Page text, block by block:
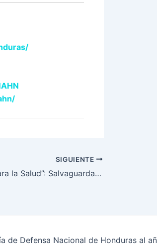
SIGUIENTE
“Alas Para la Salud”: Salvaguardando la vida de las personas
Defensa Nacional de Honduras al